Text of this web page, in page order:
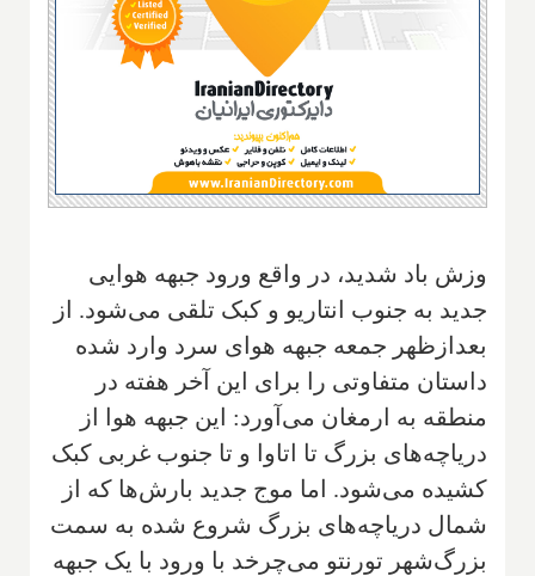
وزش باد شدید، در واقع ورود جبهه هوایی
جدید به جنوب انتاریو و کبک تلقی می‌شود. از
بعدازظهر جمعه جبهه هوای سرد وارد شده
داستان متفاوتی را برای این آخر هفته در
منطقه به ارمغان می‌آورد: این جبهه هوا از
دریاچه‌های بزرگ تا اتاوا و تا جنوب غربی کبک
کشیده می‌شود. اما موج جدید بارش‌ها که از
شمال دریاچه‌های بزرگ شروع شده به سمت
بزرگ‌شهر تورنتو می‌چرخد با ورود با یک جبهه